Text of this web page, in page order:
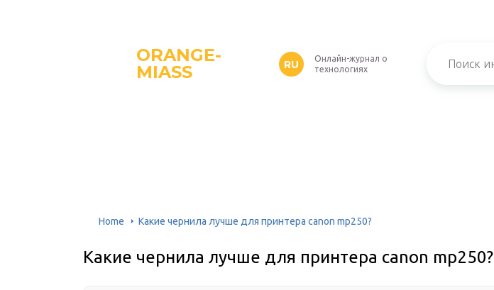
ORANGE-
MIASS
RU
Онлайн-журнал о
технологиях
Home Какие чернила лучше для принтера canon mp250?
Какие чернила лучше для принтера canon mp250?